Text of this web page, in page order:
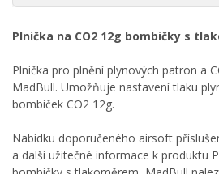
Plnička na CO2 12g bombičky s
Plnička pro plnění plynových patron a
MadBull. Umožňuje nastavení tlaku
bombiček CO2 12g.
Nabídku doporučeného airsoft
a další užitečné informace k produktu